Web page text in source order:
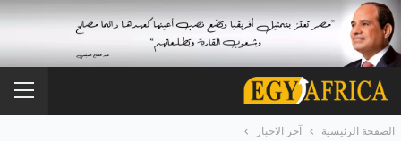
الصفحة الرئيسية آخر الاخبار